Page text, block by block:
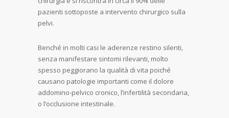
pazienti sottoposte a intervento chirurgico sulla
pelvi.
Benché in molti casi le aderenze restino silenti,
senza manifestare sintomi rilevanti, molto
spesso peggiorano la qualità di vita poiché
causano patologie importanti come il dolore
addomino-pelvico cronico, l’infertilità secondaria,
o l’occlusione intestinale.